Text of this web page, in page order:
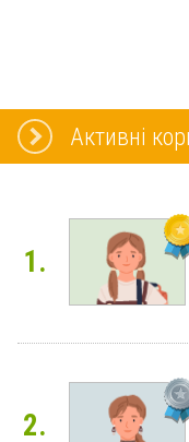
Активні
1.
2.